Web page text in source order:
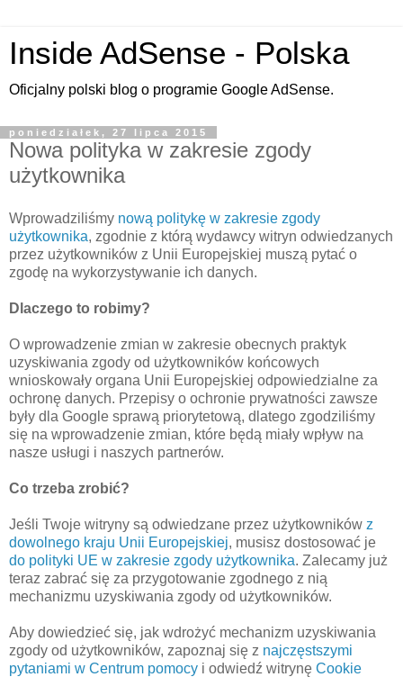
Inside AdSense - Polska
Oficjalny polski blog o programie Google AdSense.
poniedziałek, 27 lipca 2015
Nowa polityka w zakresie zgody
użytkownika
Wprowadziliśmy nową politykę w zakresie zgody
użytkownika, zgodnie z którą wydawcy witryn odwiedzanych
przez użytkowników z Unii Europejskiej muszą pytać o
zgodę na wykorzystywanie ich danych.
Dlaczego to robimy?
O wprowadzenie zmian w zakresie obecnych praktyk
uzyskiwania zgody od użytkowników końcowych
wnioskowały organa Unii Europejskiej odpowiedzialne za
ochronę danych. Przepisy o ochronie prywatności zawsze
były dla Google sprawą priorytetową, dlatego zgodziliśmy
się na wprowadzenie zmian, które będą miały wpływ na
nasze usługi i naszych partnerów.
Co trzeba zrobić?
Jeśli Twoje witryny są odwiedzane przez użytkowników z
dowolnego kraju Unii Europejskiej, musisz dostosować je
do polityki UE w zakresie zgody użytkownika. Zalecamy już
teraz zabrać się za przygotowanie zgodnego z nią
mechanizmu uzyskiwania zgody od użytkowników.
Aby dowiedzieć się, jak wdrożyć mechanizm uzyskiwania
zgody od użytkowników, zapoznaj się z najczęstszymi
pytaniami w Centrum pomocy i odwiedź witrynę Cookie